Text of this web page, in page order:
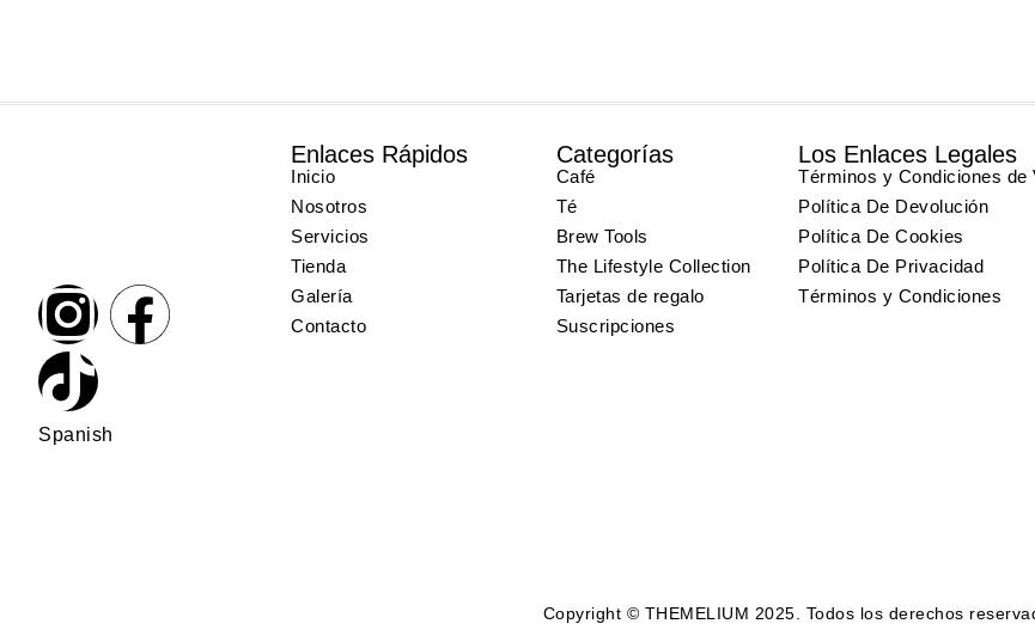
Spanish
Enlaces Rápidos
Inicio
Nosotros
Servicios
Tienda
Galería
Contacto
Categorías
Café
Té
Brew Tools
The Lifestyle Collection
Tarjetas de regalo
Suscripciones
Los Enlaces Legales
Términos y Condiciones de
Política De Devolución
Política De Cookies
Política De Privacidad
Términos y Condiciones
Copyright © THEMELIUM 2025. Todos los derechos